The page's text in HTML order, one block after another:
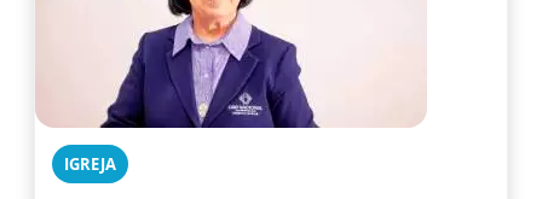
IGREJA